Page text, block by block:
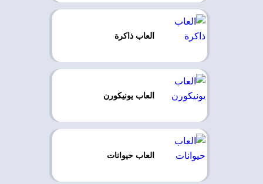
العاب ذاكرة
العاب يونيكورن
العاب حيوانات